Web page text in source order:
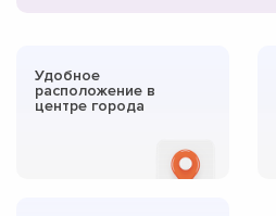
Удобное
расположение в
центре города